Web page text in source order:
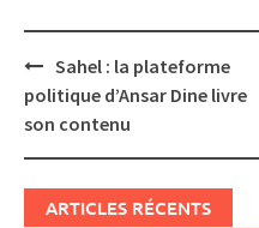
Post
navigation
Sahel : la plateforme
politique d’Ansar Dine livre
son contenu
ARTICLES RÉCENTS